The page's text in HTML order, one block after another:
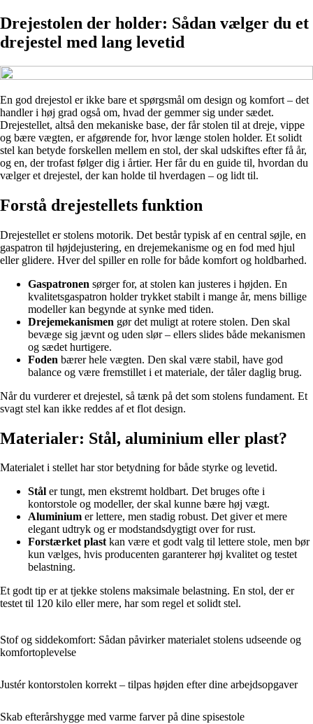
Drejestolen der holder: Sådan vælger du et
drejestel med lang levetid
En god drejestol er ikke bare et spørgsmål om design og komfort – det
handler i høj grad også om, hvad der gemmer sig under sædet.
Drejestellet, altså den mekaniske base, der får stolen til at dreje, vippe
og bære vægten, er afgørende for, hvor længe stolen holder. Et solidt
stel kan betyde forskellen mellem en stol, der skal udskiftes efter få år,
og en, der trofast følger dig i årtier. Her får du en guide til, hvordan du
vælger et drejestel, der kan holde til hverdagen – og lidt til.
Forstå drejestellets funktion
Drejestellet er stolens motorik. Det består typisk af en central søjle, en
gaspatron til højdejustering, en drejemekanisme og en fod med hjul
eller glidere. Hver del spiller en rolle for både komfort og holdbarhed.
Gaspatronen sørger for, at stolen kan justeres i højden. En
kvalitetsgaspatron holder trykket stabilt i mange år, mens billige
modeller kan begynde at synke med tiden.
Drejemekanismen gør det muligt at rotere stolen. Den skal
bevæge sig jævnt og uden slør – ellers slides både mekanismen
og sædet hurtigere.
Foden bærer hele vægten. Den skal være stabil, have god
balance og være fremstillet i et materiale, der tåler daglig brug.
Når du vurderer et drejestel, så tænk på det som stolens fundament. Et
svagt stel kan ikke reddes af et flot design.
Materialer: Stål, aluminium eller plast?
Materialet i stellet har stor betydning for både styrke og levetid.
Stål er tungt, men ekstremt holdbart. Det bruges ofte i
kontorstole og modeller, der skal kunne bære høj vægt.
Aluminium er lettere, men stadig robust. Det giver et mere
elegant udtryk og er modstandsdygtigt over for rust.
Forstærket plastkan være et godt valg til lettere stole, men bør
kun vælges, hvis producenten garanterer høj kvalitet og testet
belastning.
Et godt tip er at tjekke stolens maksimale belastning. En stol, der er
testet til 120 kilo eller mere, har som regel et solidt stel.
Stof og siddekomfort: Sådan påvirker materialet stolens udseende og
komfortoplevelse
Justér kontorstolen korrekt – tilpas højden efter dine arbejdsopgaver
Skab efterårshygge med varme farver på dine spisestole